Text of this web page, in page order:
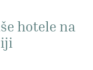
hotele na